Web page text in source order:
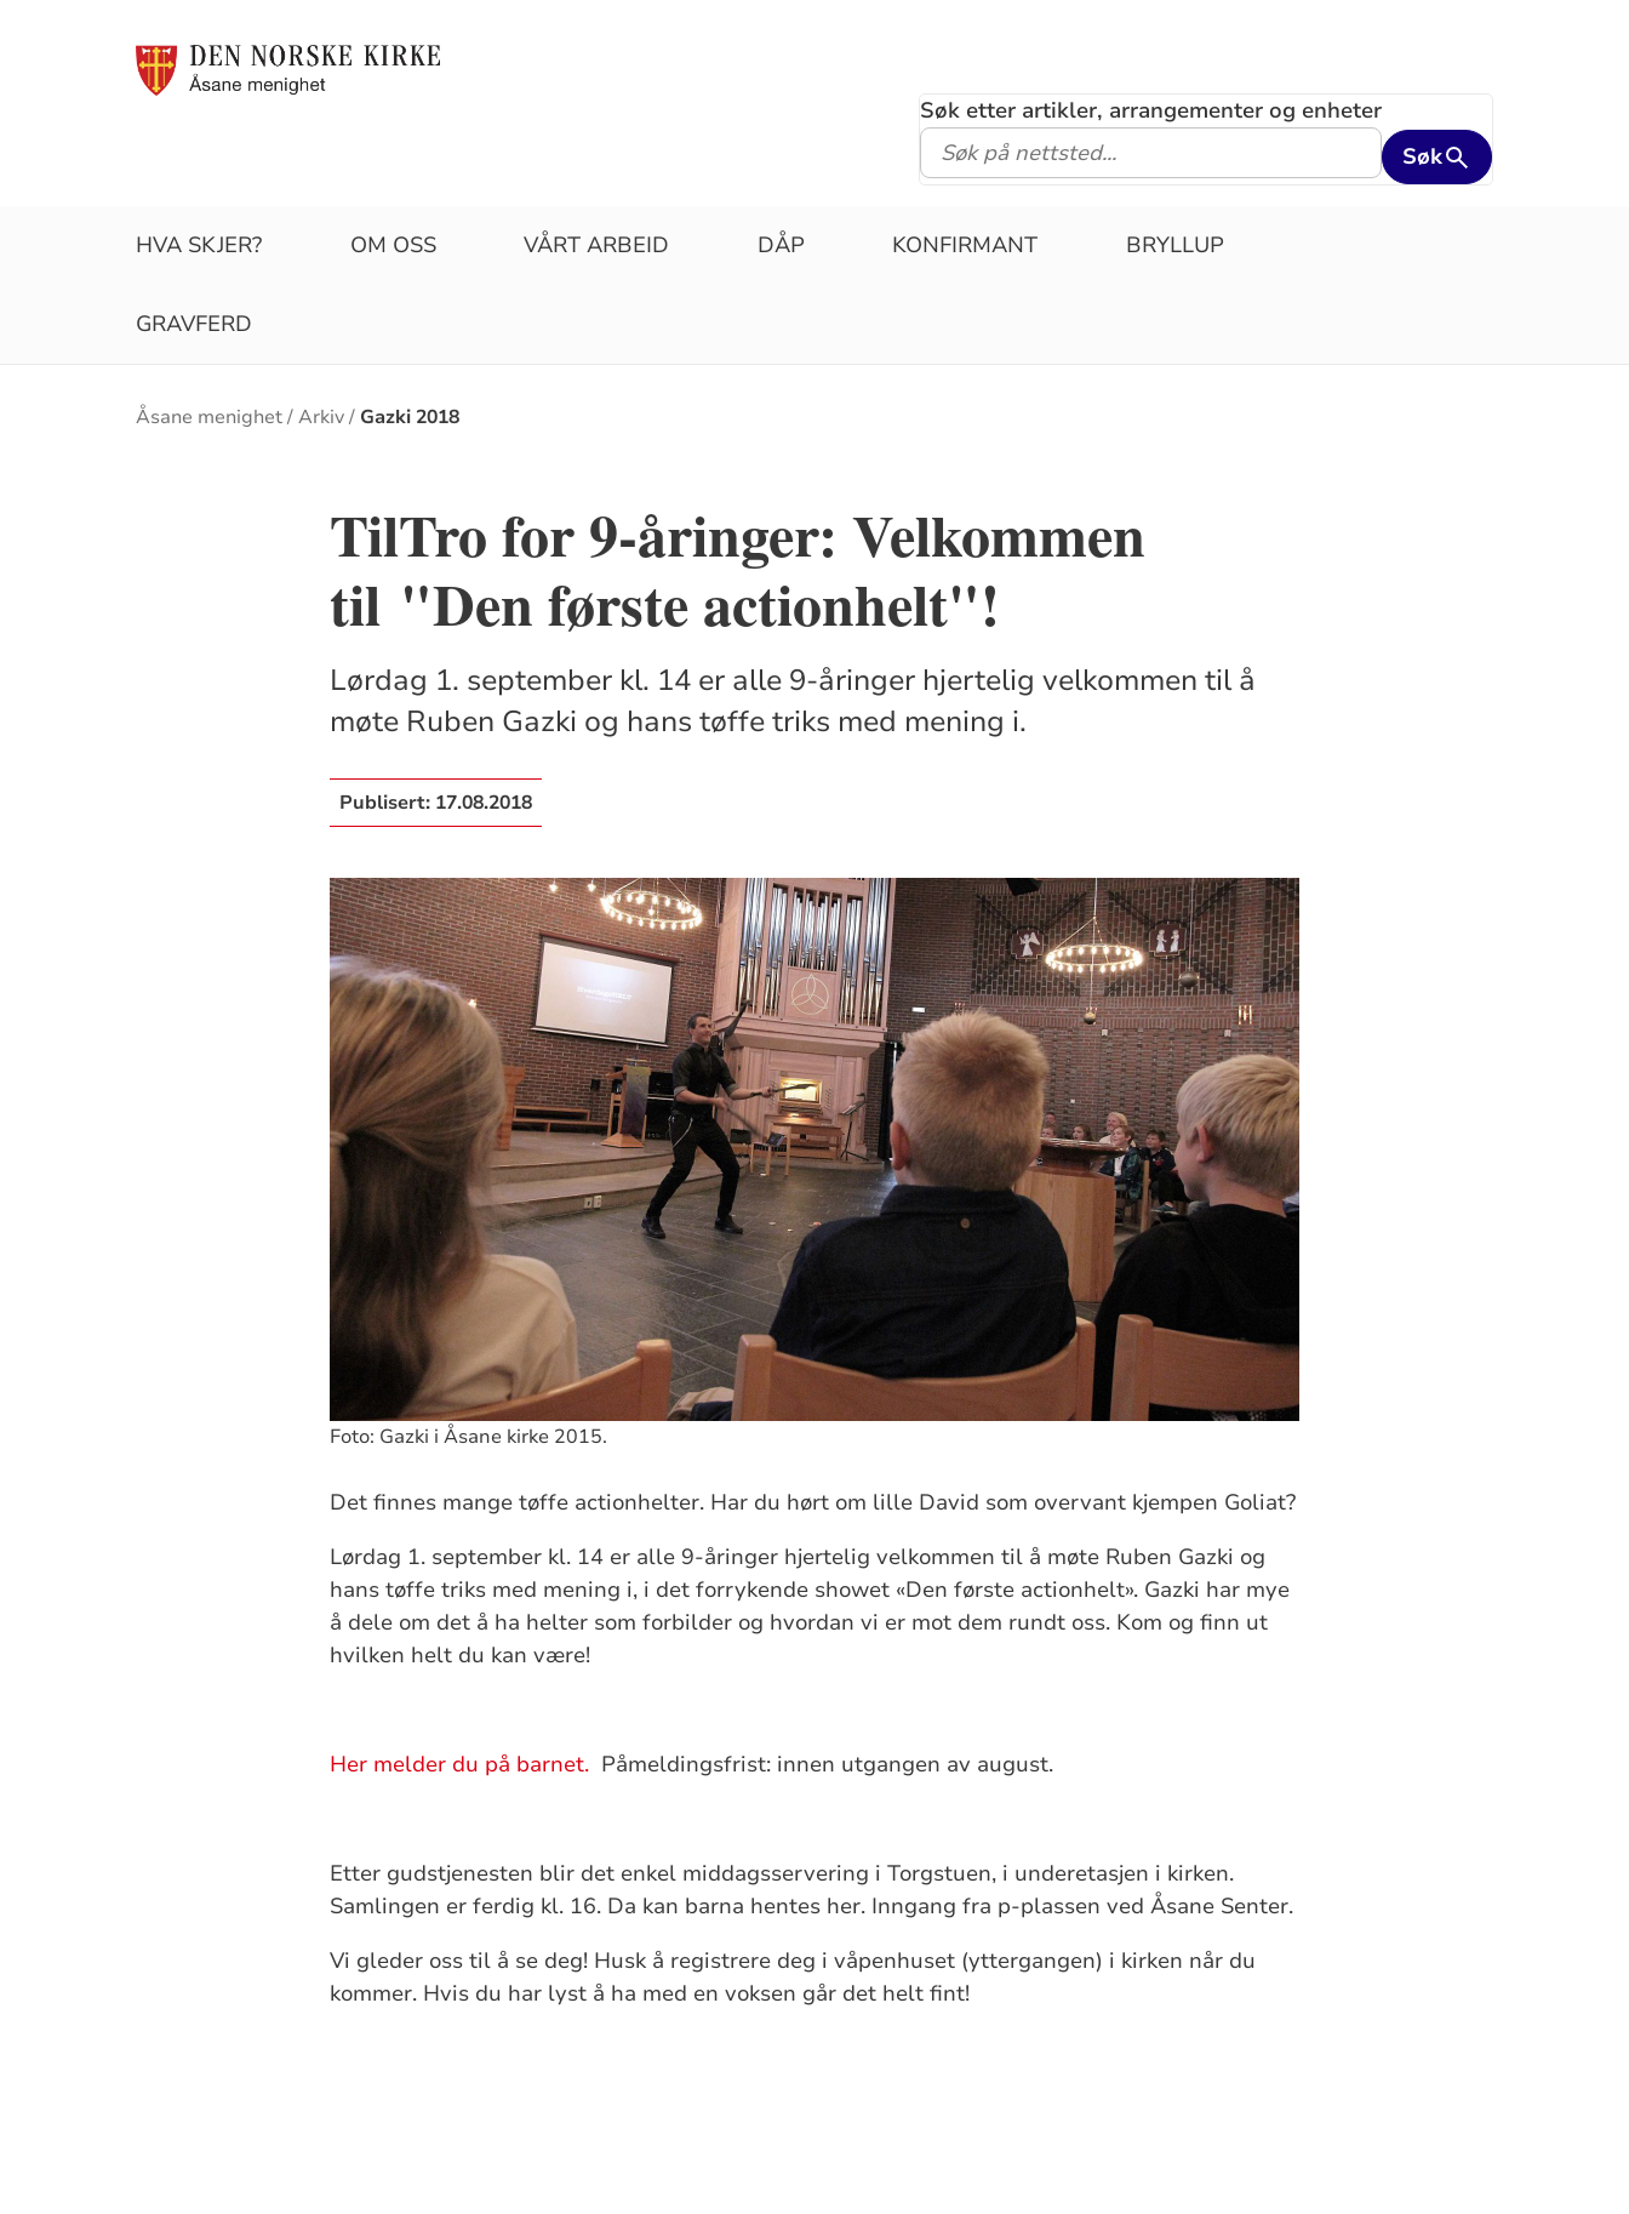
Søk etter artikler, arrangementer og enheter
Søk
HVA SKJER? OM OSS VÅRT ARBEID DÅP KONFIRMANT BRYLLUP
GRAVFERD
Brødsmulesti
Åsane menighet Arkiv Gazki 2018
TilTro for 9-åringer: Velkommen
til "Den første actionhelt"!
Lørdag 1. september kl. 14 er alle 9-åringer hjertelig velkommen til å
møte Ruben Gazki og hans tøffe triks med mening i.
Publisert: 17.08.2018
Foto: Gazki i Åsane kirke 2015.
Det finnes mange tøffe actionhelter. Har du hørt om lille David som overvant kjempen Goliat?
Lørdag 1. september kl. 14 er alle 9-åringer hjertelig velkommen til å møte Ruben Gazki og
hans tøffe triks med mening i, i det forrykende showet «Den første actionhelt». Gazki har mye
å dele om det å ha helter som forbilder og hvordan vi er mot dem rundt oss. Kom og finn ut
hvilken helt du kan være!
Her melder du på barnet. Påmeldingsfrist: innen utgangen av august.
Etter gudstjenesten blir det enkel middagsservering i Torgstuen, i underetasjen i kirken.
Samlingen er ferdig kl. 16. Da kan barna hentes her. Inngang fra p-plassen ved Åsane Senter.
Vi gleder oss til å se deg! Husk å registrere deg i våpenhuset (yttergangen) i kirken når du
kommer. Hvis du har lyst å ha med en voksen går det helt fint!